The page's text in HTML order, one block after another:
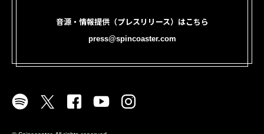
音源・情報提供（プレスリリース）はこちら
press@spincoaster.com